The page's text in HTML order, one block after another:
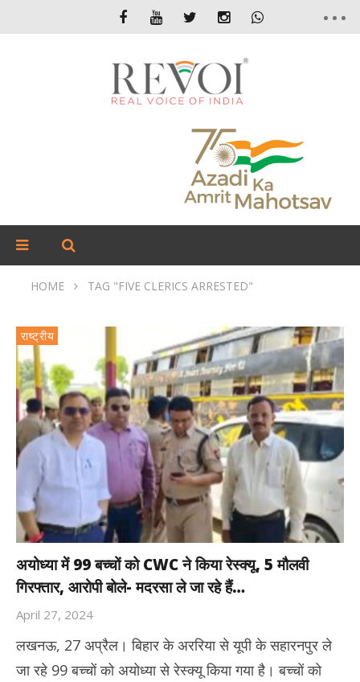
HOME TAG "FIVE CLERICS ARRESTED"
राष्ट्रीय
अयोध्या में 99 बच्चों को CWC ने किया रेस्क्यू, 5 मौलवी
गिरफ्तार, आरोपी बोले- मदरसा ले जा रहे हैं…
April 27, 2024
लखनऊ, 27 अप्रैल। बिहार के अररिया से यूपी के सहारनपुर ले
जा रहे 99 बच्चों को अयोध्या से रेस्क्यू किया गया है। बच्चों को